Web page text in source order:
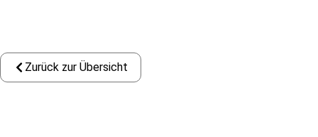
Zurück zur Übersicht